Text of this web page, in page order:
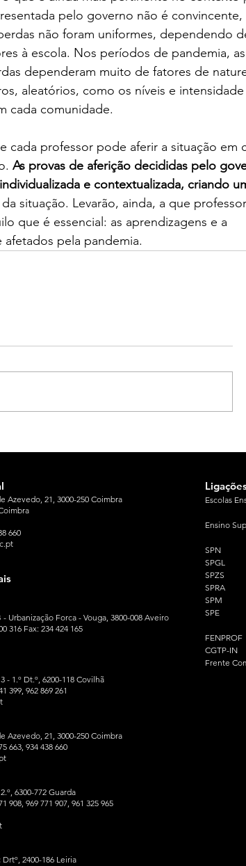
pelo governo não é convincente,
não foram uniformes, dependendo
à escola. Nos períodos de pandemia, as
dependeram muito de fatores de
aleatórios, como os níveis e
cada comunidade.
professor pode aferir a situação em
As provas de aferição decididas pelo
e contextualizada, criando
da situação. Levarão, ainda, a que
que é essencial: as aprendizagens e a
pela pandemia.
Azevedo, 21, 3000-250 Coimbra
660
- Urbanização Forca - Vouga, 3800-008 Aveiro
316 Fax: 234 424 165
- 1.º Dt.º, 6200-118 Covilhã
399, 962 869 261
Azevedo, 21, 3000-250 Coimbra
663, 934 438 660
6300-772 Guarda
908, 969 771 907, 961 325 965
2400-186 Leiria
Escolas
Ensino
SPN
SPGL
SPZS
SPRA
SPM
SPE
FENPROF
CGTP-IN
Frente